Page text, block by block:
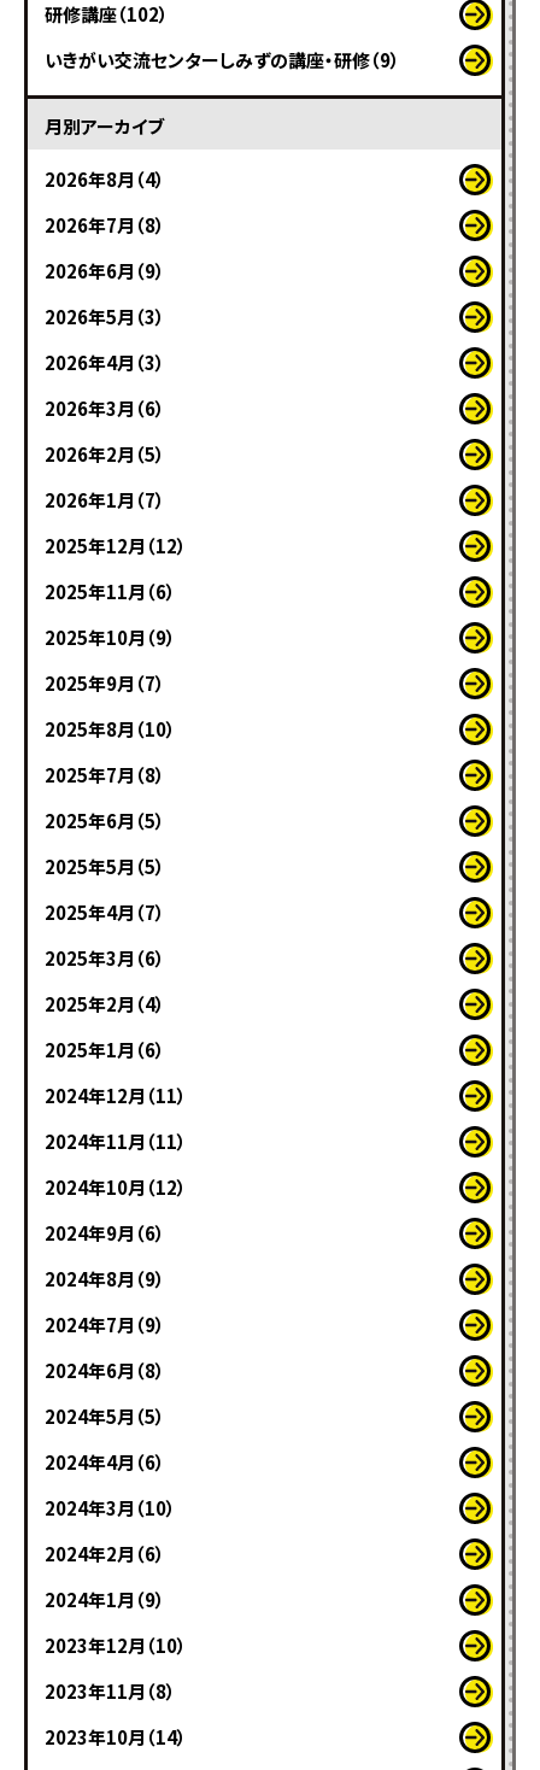
研修講座（102）
いきがい交流センターしみずの講座・研修（9）
月別アーカイブ
2026年8月（4）
2026年7月（8）
2026年6月（9）
2026年5月（3）
2026年4月（3）
2026年3月（6）
2026年2月（5）
2026年1月（7）
2025年12月（12）
2025年11月（6）
2025年10月（9）
2025年9月（7）
2025年8月（10）
2025年7月（8）
2025年6月（5）
2025年5月（5）
2025年4月（7）
2025年3月（6）
2025年2月（4）
2025年1月（6）
2024年12月（11）
2024年11月（11）
2024年10月（12）
2024年9月（6）
2024年8月（9）
2024年7月（9）
2024年6月（8）
2024年5月（5）
2024年4月（6）
2024年3月（10）
2024年2月（6）
2024年1月（9）
2023年12月（10）
2023年11月（8）
2023年10月（14）